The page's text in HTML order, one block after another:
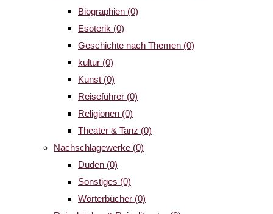
Biographien (0)
Esoterik (0)
Geschichte nach Themen (0)
kultur (0)
Kunst (0)
Reiseführer (0)
Religionen (0)
Theater & Tanz (0)
Nachschlagewerke (0)
Duden (0)
Sonstiges (0)
Wörterbücher (0)